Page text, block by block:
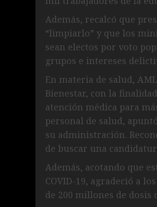
Además, recalcó que
“limpiarlo” y que los
sean electos por voto
grupos e intereses
En materia de salud,
Bienestar, con la
atención médica para
personal de salud,
su administración.
de buscar una
Además, acotando que
COVID-19, agradeció a
de 200 millones de dosis